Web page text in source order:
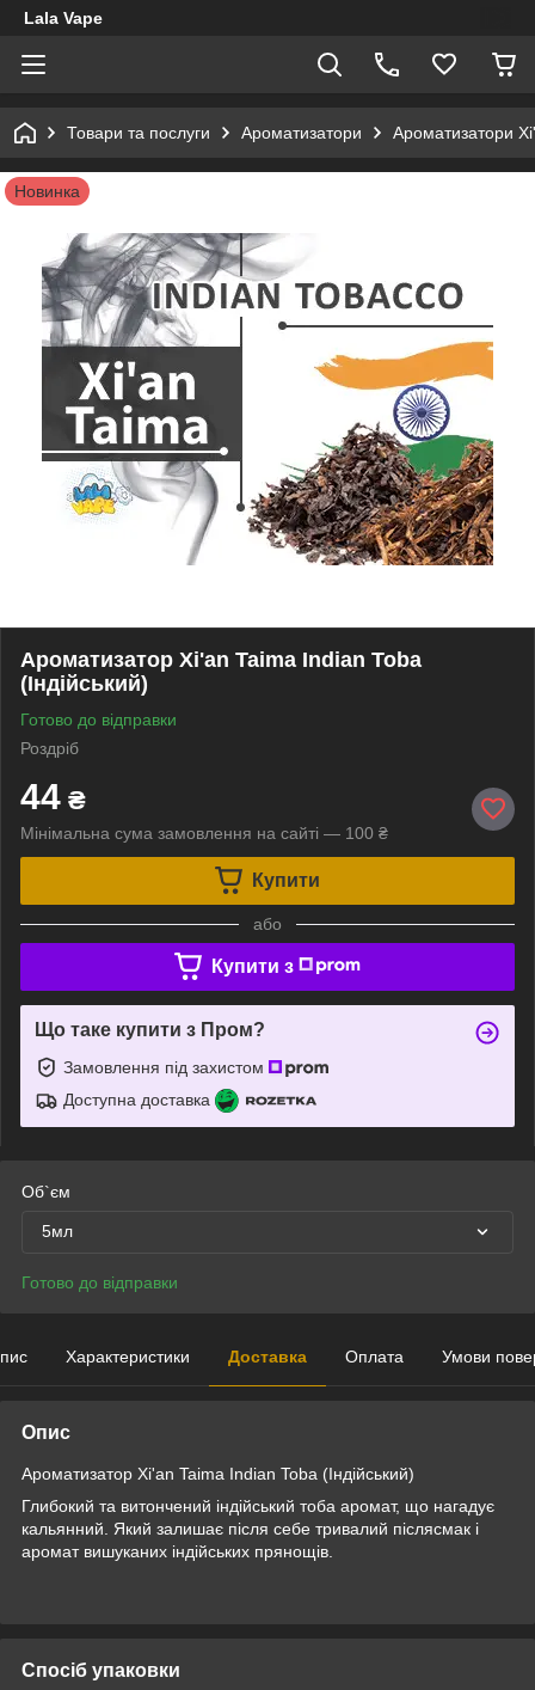
Lala Vape
Товари та послуги Ароматизатори Ароматизатори
Новинка
Ароматизатор Xi'an Taima Indian Toba
(Індійський)
Готово до відправки
Роздріб
44 ₴
Мінімальна сума замовлення на сайті — 100 ₴
Купити
або
Купити з
Що таке купити з Пром?
Замовлення під захистом
Доступна доставка
Об`єм
5мл
Готово до відправки
Характеристики Доставка Оплата Умови
Опис
Ароматизатор Xi'an Taima Indian Toba (Індійський)
Глибокий та витончений індійський тоба аромат, що нагадує
кальянний. Який залишає після себе тривалий післясмак і
аромат вишуканих індійських прянощів.
Спосіб упаковки